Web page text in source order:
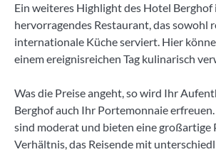
Ein weiteres Highlight des Hotel Berghof
hervorragendes Restaurant, das sowohl
internationale Küche serviert. Hier
einem ereignisreichen Tag kulinarisch
Was die Preise angeht, so wird Ihr
Berghof auch Ihr Portemonnaie
sind moderat und bieten eine großartige
Verhältnis, das Reisende mit